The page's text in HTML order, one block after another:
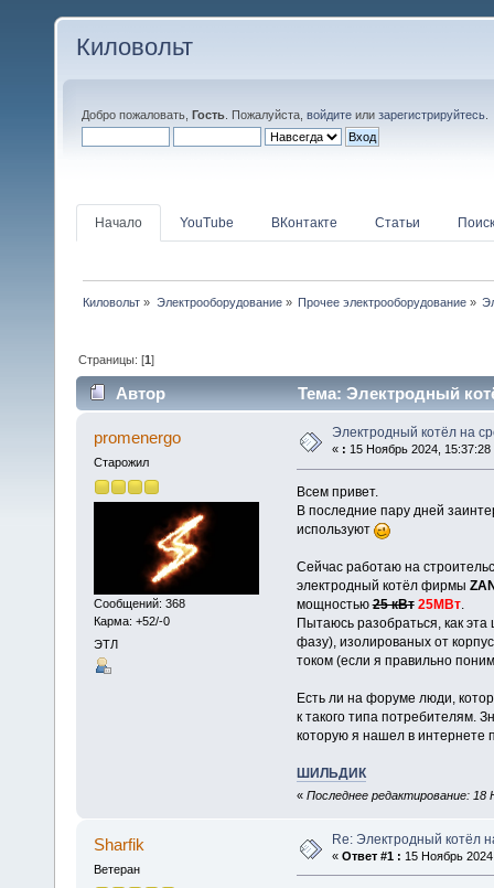
Киловольт
Добро пожаловать, Гость . Пожалуйста, войдите или зарегистрируйтесь
Начало YouTube ВКонтакте Статьи Поиск
Киловольт » Электрооборудование» Прочее электрооборудование»
Страницы: [1]
Автор Тема: Электродный
promenergo
Старожил
Сообщений: 368
Карма: +52/-0
ЭТЛ
Электродный котёл на
« : 15 Ноябрь 2024, 15:37:28
Всем привет.
В последние пару дней
используют
Сейчас работаю на
электродный котёл фирмы
мощностью25 кВт 25МВт.
Пытаюсь разобраться, как
фазу), изолированых от
током (если я правильно
Есть ли на форуме люди,
к такого типа потребителям.
которую я нашел в интернете
ШИЛЬДИК
« Последнее редактирование: 18
Sharfik
Ветеран
Re: Электродный котёл
« Ответ #1 : 15 Ноябрь